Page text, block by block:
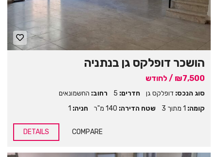
הושכר דופלקס גן בנתניה
₪7,500 / לחודש
סוג הנכס: דופלקס גן חדרים: 5 רחוב: החשמונאים
קומה: 1 מתוך 3 שטח הדירה: 140 מ"ר חניה: 1
COMPARE
DETAILS